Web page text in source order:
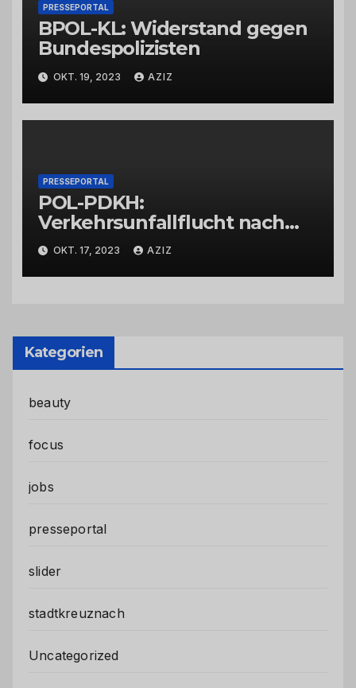
PRESSEPORTAL
BPOL-KL: Widerstand gegen
Bundespolizisten
OKT. 19, 2023 AZIZ
PRESSEPORTAL
POL-PDKH:
Verkehrsunfallflucht nach
Abbiegevorgang
OKT. 17, 2023 AZIZ
Kategorien
beauty
focus
jobs
presseportal
slider
stadtkreuznach
Uncategorized